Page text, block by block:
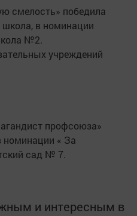
смелость» победила
школа, в номинации
№2.
учреждений
профсоюза»
номинации « За
сад № 7.
и интересным в